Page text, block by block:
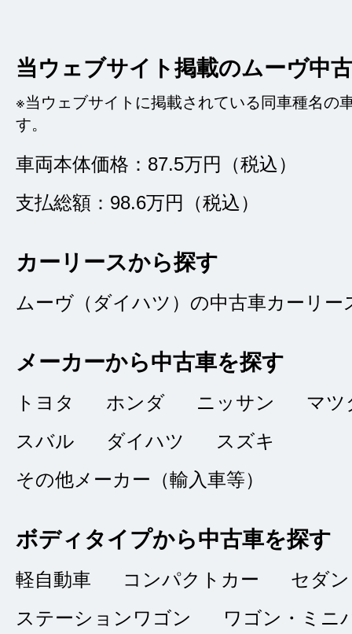
かりやすい書類で
オススメできるお
5
点
総合評価
2025/08/08
丁寧な対応
ＫＡＺＵ
接客：5｜ 雰囲
問合せ：4 ｜ 説
中古車と思えない
接客も丁寧で真面
ました。いい車で
りがとう！
当ウェブサイト掲載のムーヴ
※当ウェブサイトに掲載されている同車種名の
す。
車両本体価格：87.5万円（税込）
支払総額：98.6万円（税込）
カーリースから探す
ムーヴ（ダイハツ）の中古車カーリー
メーカーから中古車を探す
トヨタ ホンダ ニッサン
マツ
スバル
ダイハツ
スズキ
その他メーカー（輸入車等）
ボディタイプから中古車を探す
軽自動車 コンパクトカー
セダン
ステーションワゴン
ワゴン・ミニ